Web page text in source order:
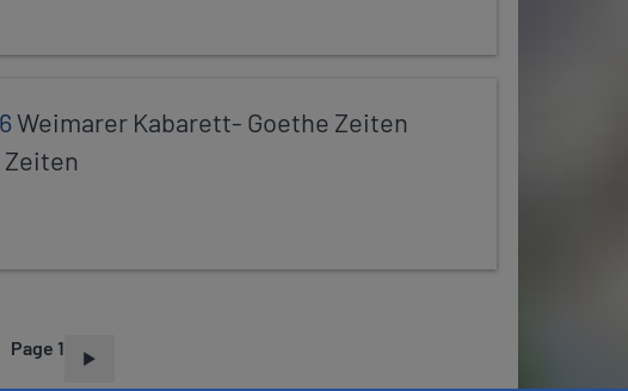
Weimarer Kabarett- Goethe Zeiten
Page 1